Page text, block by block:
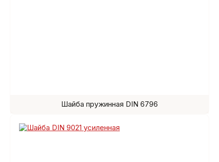
Шайба пружинная DIN 6796